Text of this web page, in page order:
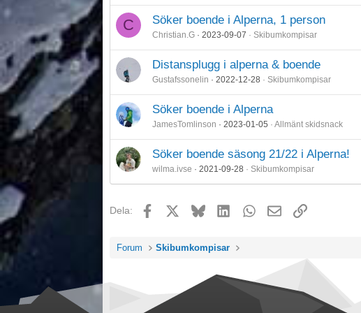
C Söker boende i Alperna, 1 person
Christian.G 2023-09-07 Skibumkompisar
Distansplugg i alperna & boende
Gustafssonelin 2022-12-28 Skibumkompisar
Söker boende i Alperna
JamesTomlinson 2023-01-05 Allmänt skidsnack
Söker boende säsong 21/22 i Alperna!
wilma.ivse 2021-09-28 Skibumkompisar
Dela: Facebook BlueskyLinkedInWhatsApp
E-postLänk
Forum Skibumkompisar